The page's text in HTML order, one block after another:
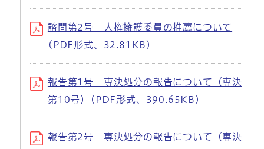
諮問第2号 人権擁護委員の推薦について
(PDF形式、32.81KB)
報告第1号 専決処分の報告について（専決
第10号）(PDF形式、390.65KB)
報告第2号 専決処分の報告について（専決